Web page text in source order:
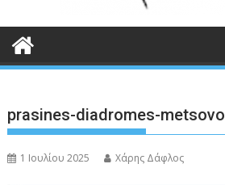
prasines-diadromes-metsovo
1 Ιουλίου 2025 Χάρης Δάφλος